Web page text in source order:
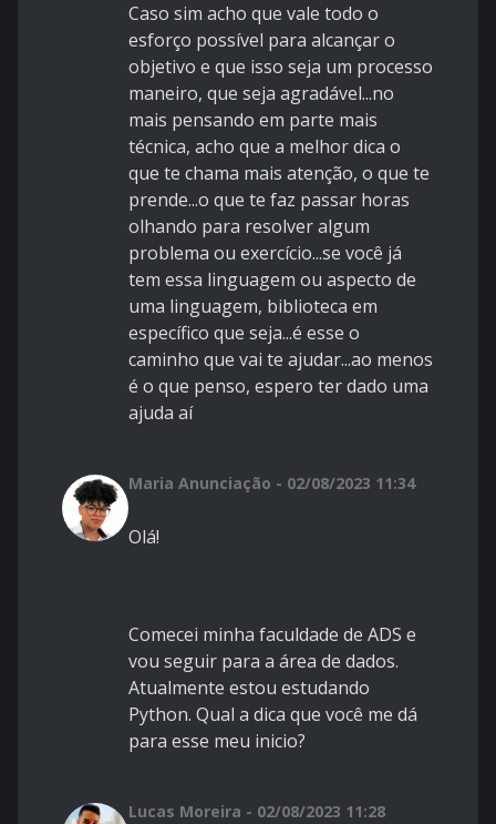
Caso sim acho que vale todo o
esforço possível para alcançar o
objetivo e que isso seja um processo
maneiro, que seja agradável...no
mais pensando em parte mais
técnica, acho que a melhor dica o
que te chama mais atenção, o que te
prende...o que te faz passar horas
olhando para resolver algum
problema ou exercício...se você já
tem essa linguagem ou aspecto de
uma linguagem, biblioteca em
específico que seja...é esse o
caminho que vai te ajudar...ao menos
é o que penso, espero ter dado uma
ajuda aí
Maria Anunciação - 02/08/2023 11:34
Olá!
Comecei minha faculdade de ADS e
vou seguir para a área de dados.
Atualmente estou estudando
Python. Qual a dica que você me dá
para esse meu inicio?
Lucas Moreira - 02/08/2023 11:28